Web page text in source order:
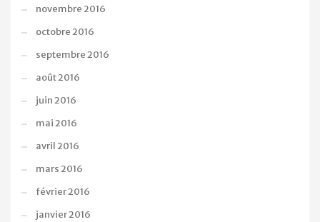
novembre 2016
octobre 2016
septembre 2016
août 2016
juin 2016
mai 2016
avril 2016
mars 2016
février 2016
janvier 2016